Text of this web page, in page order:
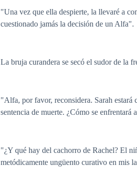
"Una vez que ella despierte, la llevaré a
cuestionado jamás la decisión de un Alfa".
La bruja curandera se secó el sudor de la
"Alfa, por favor, reconsidera. Sarah estará
sentencia de muerte. ¿Cómo se enfrentará
"¿Y qué hay del cachorro de Rachel? El
metódicamente ungüento curativo en mis